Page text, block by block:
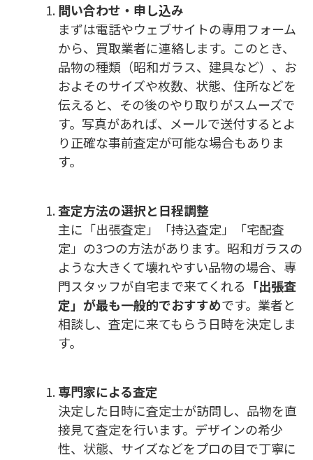
問い合わせ・申し込み
まずは電話やウェブサイトの専用フォーム
から、買取業者に連絡します。このとき、
品物の種類（昭和ガラス、建具など）、お
およそのサイズや枚数、状態、住所などを
伝えると、その後のやり取りがスムーズで
す。写真があれば、メールで送付するとよ
り正確な事前査定が可能な場合もありま
す。
査定方法の選択と日程調整
主に「出張査定」「持込査定」「宅配査
定」の3つの方法があります。昭和ガラスの
ような大きくて壊れやすい品物の場合、専
門スタッフが自宅まで来てくれる 「出張査
定」が最も一般的でおすすめです。業者と
相談し、査定に来てもらう日時を決定しま
す。
専門家による査定
決定した日時に査定士が訪問し、品物を直
接見て査定を行います。デザインの希少
性、状態、サイズなどをプロの目で丁寧に